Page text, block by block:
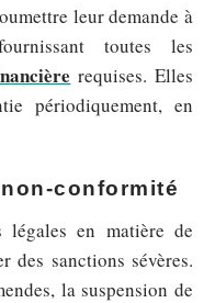
leur demande à
toutes les
requises. Elles
périodiquement, en
conformité
légales en matière de
des sanctions sévères.
la suspension de